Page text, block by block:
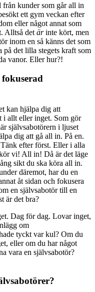
från kunder som går all in
ett gym veckan efter
eller något annat som
Alltså det ärinte kört, men
inom en så känns det som
det lilla stegets kraft som
vanor. Eller hur?!
kan hjälpa dig att
i allt eller inget. Som gör
självsabotörern i ljuset
dig att gå all in. På en.
efter först. Eller i alla
vi! All in! Då är det läge
sikt du ska köra all in.
däremot, har du en
åt sidan och fokusera
en självsabotör till en
är det bra?
Dag för dag. Lovar inget,
om
tyckt var kul? Om du
eller om du har något
vara en självsabotör?